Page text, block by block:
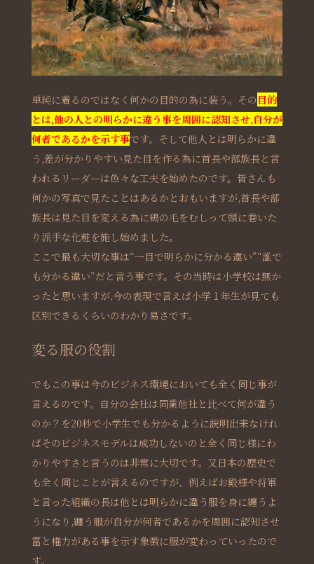
単純に着るのではなく何かの目的の為に装う。その 目的
とは,他の人との明らかに違う事を周囲に認知させ,自分が
何者であるかを示す事です。そして他人とは明らかに違
う,差が分かりやすい見た目を作る為に首長や部族長と言
われるリーダーは色々な工夫を始めたのです。皆さんも
何かの写真で見たことはあるかとおもいますが,首長や部
族長は見た目を変える為に鶏の毛をむしって頭に巻いた
り派手な化粧を施し始めました。
ここで最も大切な事は“一目で明らかに分かる違い”“誰で
も分かる違い”だと言う事です。その当時は小学校は無か
ったと思いますが,今の表現で言えば小学１年生が見ても
区別できるくらいのわかり易さです。
変る服の役割
でもこの事は今のビジネス環境においても全く同じ事が
言えるのです。自分の会社は同業他社と比べて何が違う
のか？を20秒で小学生でも分かるように説明出来なけれ
ばそのビジネスモデルは成功しないのと全く同じ様にわ
かりやすさと言うのは非常に大切です。又日本の歴史で
も全く同じことが言えるのですが、例えばお殿様や将軍
と言った組織の長は他とは明らかに違う服を身に纏うよ
うになり,纏う服が自分が何者であるかを周囲に認知させ
冨と権力がある事を示す象徴に服が変わっていったので
す。